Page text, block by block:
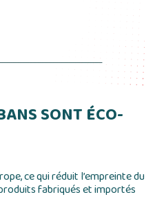
SONT ÉCO-
ce qui réduit l’empreinte du
fabriqués et importés